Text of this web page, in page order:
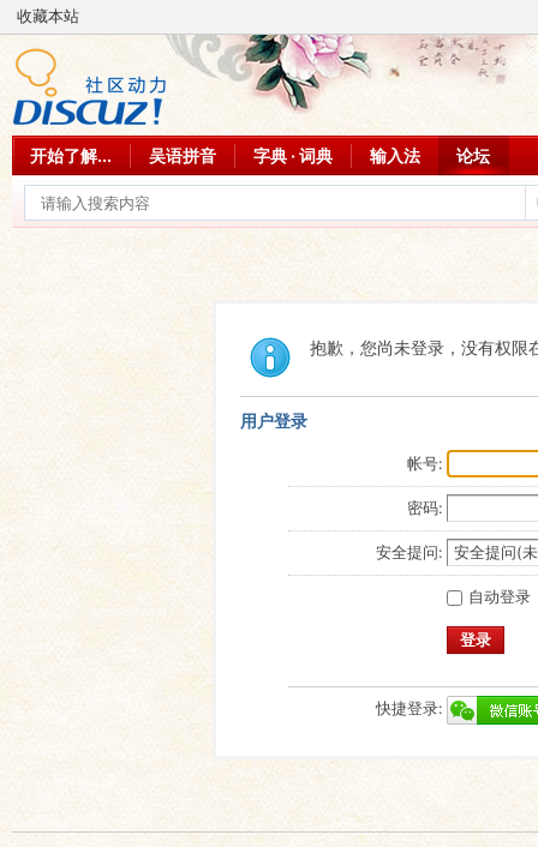
收藏本站
开始了解... 吴语拼音 字典 · 词典 输入法 论坛
抱歉，您尚未登录，没有权限
用户登录
帐号:
密码:
安全提问:
自动登录
登录
快捷登录: